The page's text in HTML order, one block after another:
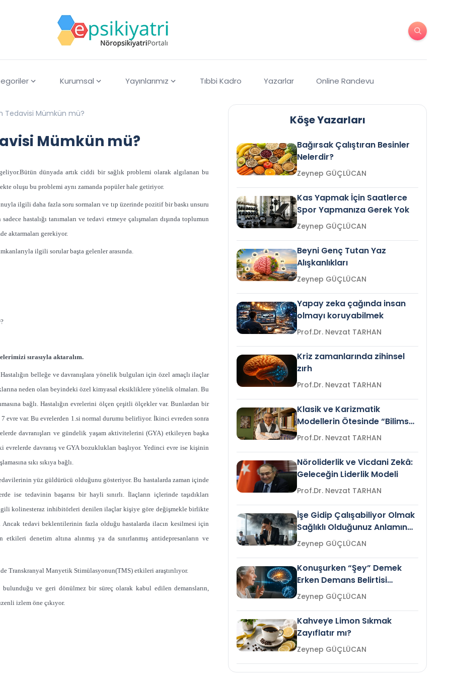
Kurumsal Yayınlarımız Tıbbi Kadro Yazarlar Online Randevu
Tedavisi Mümkün mü?
Mümkün mü?
dünyada artık ciddi bir sağlık problemi olarak algılanan bu
oluşu bu problemi aynı zamanda popüler hale getiriyor.
ilgili daha fazla soru sormaları ve tıp üzerinde pozitif bir baskı unsuru
hastalığı tanımaları ve tedavi etmeye çalışmaları dışında toplumun
aktarmaları gerekiyor.
ilgili sorular başta gelenler arasında.
sırasıyla aktaralım.
belleğe ve davranışlara yönelik bulguları için özel amaçlı ilaçlar
neden olan beyindeki özel kimyasal eksikliklere yönelik olmaları. Bu
bağlı. Hastalığın evrelerini ölçen çeşitli ölçekler var. Bunlardan bir
evre var. Bu evrelerden 1.si normal durumu belirliyor. İkinci evreden sonra
davranışları ve gündelik yaşam aktivitelerini (GYA) etkileyen başka
davranış ve GYA bozuklukları başlıyor. Yedinci evre ise kişinin
sıkı sıkıya bağlı.
yüz güldürücü olduğunu gösteriyor. Bu hastalarda zaman içinde
ise tedavinin başarısı bir hayli sınırlı. İlaçların içlerinde taşıdıkları
kolinesteraz inhibitörleri denilen ilaçlar kişiye göre değişmekle birlikte
tedavi beklentilerinin fazla olduğu hastalarda ilacın kesilmesi için
denetim altına alınmış ya da sınırlanmış antidepresanların ve
Transkranyal Manyetik Stimülasyonun(TMS) etkileri araştırılıyor.
ve geri dönülmez bir süreç olarak kabul edilen demansların,
izlem öne çıkıyor.
Köşe Yazarları
Bağırsak Çalıştıran Besinler
Nelerdir?
Zeynep GÜÇLÜCAN
Kas Yapmak İçin Saatlerce
Spor Yapmanıza Gerek Yok
Zeynep GÜÇLÜCAN
Beyni Genç Tutan Yaz
Alışkanlıkları
Zeynep GÜÇLÜCAN
Yapay zeka çağında insan
olmayı koruyabilmek
Prof.Dr. Nevzat TARHAN
Kriz zamanlarında zihinsel
zırh
Prof.Dr. Nevzat TARHAN
Klasik ve Karizmatik
Modellerin Ötesinde “Bilimsel
Liderlik”
Prof.Dr. Nevzat TARHAN
Nöroliderlik ve Vicdani Zekâ:
Geleceğin Liderlik Modeli
Prof.Dr. Nevzat TARHAN
İşe Gidip Çalışabiliyor Olmak
Sağlıklı Olduğunuz Anlamına
Gelir mi?Zeynep GÜÇLÜCAN
Konuşurken “Şey” Demek
Erken Demans Belirtisi
Olabilir mi?Zeynep GÜÇLÜCAN
Kahveye Limon Sıkmak
Zayıflatır mı?
Zeynep GÜÇLÜCAN